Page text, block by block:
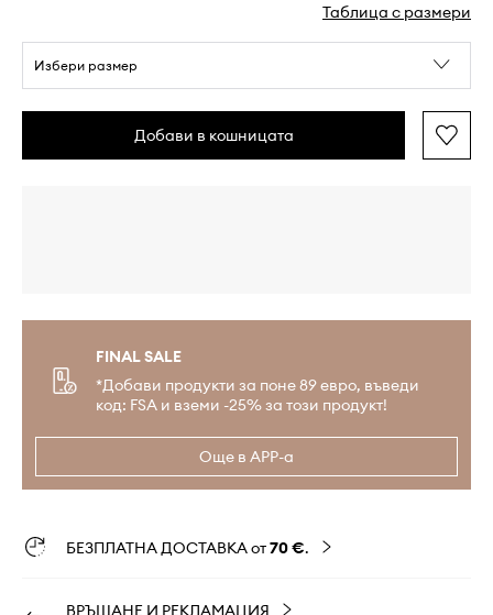
Таблица с размери
Избери размер
Добави в кошницата
FINAL SALE
*Добави продукти за поне 89 евро, въведи
код: FSA и вземи -25% за този продукт!
Още в APP-а
БЕЗПЛАТНА ДОСТАВКА от70 €.
ВРЪЩАНЕ И РЕКЛАМАЦИЯ